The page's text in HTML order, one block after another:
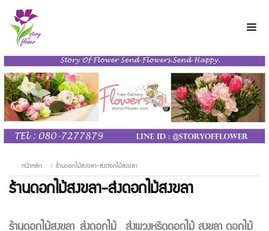
หน้าหลัก ร้านดอกไม้สงขลา-ส่งดอกไม้สงขลา
ร้านดอกไม้สงขลา-ส่งดอกไม้สงขลา
ร้านดอกไม้สงขลา ส่งดอกไม้ ส่งพวงหรีดดอกไม้ สงขลา ดอกไม้